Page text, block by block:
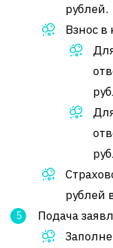
рублей.
Взнос
рублей
Подача